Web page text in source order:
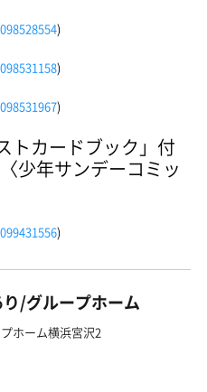
)
)
)
トカードブック」付
少年サンデーコミッ
)
/グループホーム
ホーム横浜宮沢2